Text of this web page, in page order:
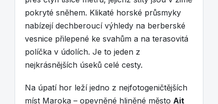
pokryté sněhem. Klikaté horské průsmyky
nabízejí dechberoucí výhledy na berberské
vesnice přilepené ke svahům a na terasovitá
políčka v údolích. Je to jeden z
nejkrásnějších úseků celé cesty.
Na úpatí hor leží jedno z nejfotogeničtějších
míst Maroka – opevněné hliněné město Ait